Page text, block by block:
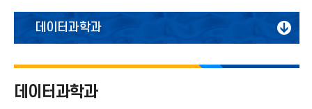
데이터과학과
경영학부
데이터과학과